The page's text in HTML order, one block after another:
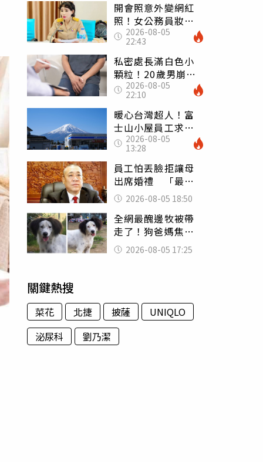
開會照意外變網紅
照！女公務員妝容
掀2千則留言 本人
怒嗆：化妝有錯嗎
2026-08-05
22:43
私密處長滿白色小
顆粒！20歲男崩潰
求診 醫曝5大真相
別再誤會
2026-08-05
22:10
暖心台灣超人！富
士山小屋員工求助
「想活下去」 山
友狂背物資上山：
台灣真的是寶島
2026-08-05
13:28
員工怕丟臉拒讓母
出席婚禮 「最愛
發錢老闆」震怒開
除：我看不起你
2026-08-05 18:50
全網最醜邊牧被帶
走了！狗爸媽焦慮
到送醫 農場急喊
一句話
2026-08-05 17:25
關鍵熱搜
菜花 北捷 披薩
UNIQLO
泌尿科
劉乃潔